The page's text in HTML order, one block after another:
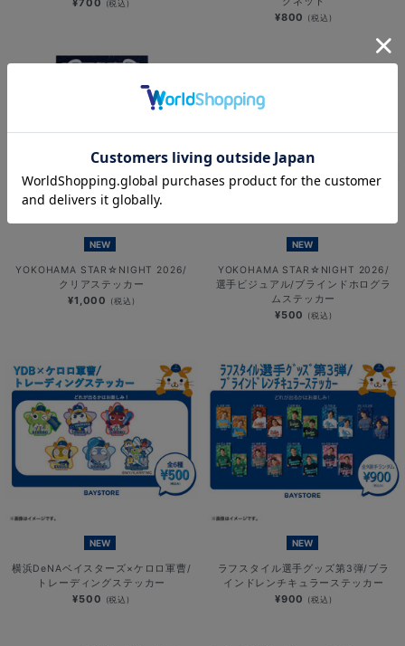
(税込)
¥800 (税込)
NEW
YOKOHAMA STAR☆NIGHT 2026/
クリアステッカー
¥1,000 (税込)
NEW
YOKOHAMA STAR☆NIGHT 2026/
選手ビジュアル/ブラインドホログラ
ムステッカー
¥500 (税込)
NEW
横浜DeNAベイスターズ×ケロロ軍曹/
トレーディングステッカー
¥500 (税込)
NEW
ラフスタイル選手グッズ第3弾/ブラ
インドレンチキュラーステッカー
¥900 (税込)